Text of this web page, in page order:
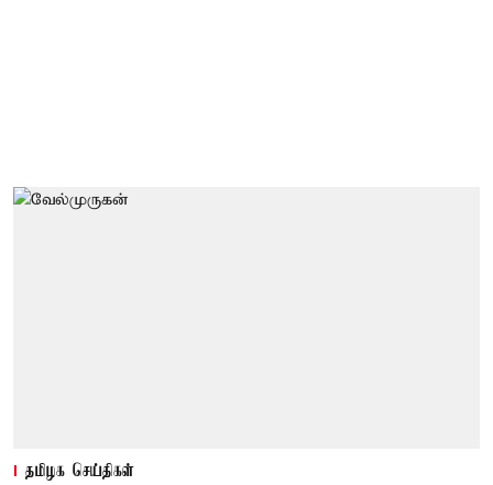
தமிழக செய்திகள்